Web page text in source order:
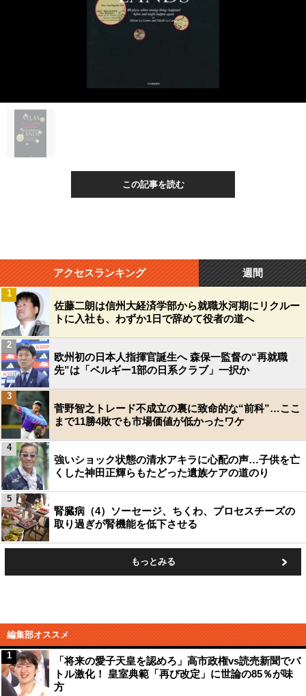
この記事を読む
アクセスランキング 週間
佐藤二朗は信州大経済学部から就職氷河期にリクルー
トに入社も、わずか1日で辞めて役者の道へ
1
欧州初の日本人指揮官誕生へ 森保一監督の“再就職
先”は「ベルギー1部の日系クラブ」一択か
2
菅野智之トレード不成立の裏に致命的な“前科”…ここ
まで11勝4敗でも市場価値が低かったワケ
3
強いショック状態の清水アキラに心配の声…子供を亡
くした神田正輝らもたどった遺族ケアの道のり
4
腎臓病（4）ソーセージ、ちくわ、プロセスチーズの
取り過ぎが腎機能を低下させる
5
もっとみる
編集部オススメ
「将来の愛子天皇を認めろ」高市政権vs読売新聞でバ
トル激化！ 皇室典範「再び改定」に世論の85％が味
方
1